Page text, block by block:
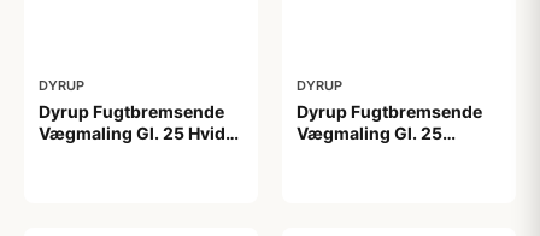
DYRUP
Dyrup Fugtbremsende
Vægmaling Gl. 25 Hvid
DYRUP
Dyrup Fugtbremsende
Vægmaling Gl. 25